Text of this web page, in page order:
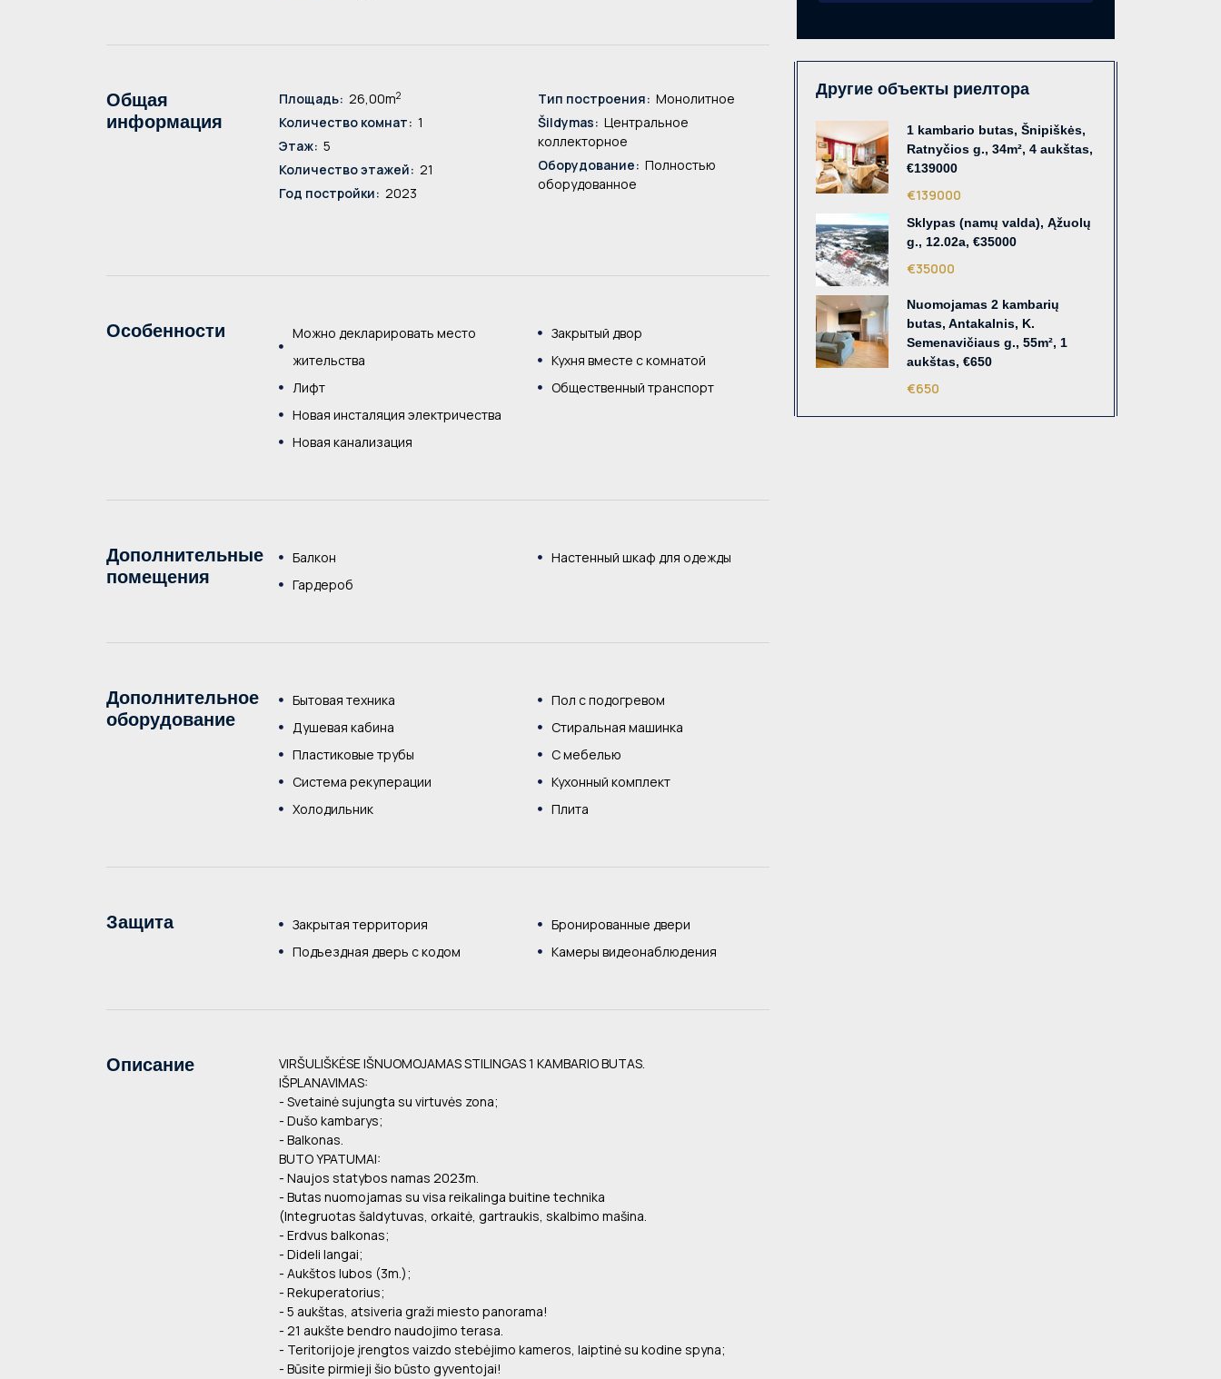
Общая
информация
Площадь: 26,00m2
Количество комнат: 1
Этаж: 5
Количество этажей: 21
Год постройки: 2023
Тип построения: Монолитное
Šildymas: Центральное
коллекторное
Оборудование: Полностью
оборудованное
Особенности
Можно декларировать место
жительства
Лифт
Новая инсталяция электричества
Новая канализация
Закрытый двор
Кухня вместе с комнатой
Общественный транспорт
Дополнительные
помещения
Балкон
Гардероб
Настенный шкаф для одежды
Дополнительное
оборудование
Бытовая техника
Душевая кабина
Пластиковые трубы
Система рекуперации
Холодильник
Пол с подогревом
Стиральная машинка
С мебелью
Кухонный комплект
Плита
Защита
Закрытая территория
Подъездная дверь с кодом
Бронированные двери
Камеры видеонаблюдения
Описание
VIRŠULIŠKĖSE IŠNUOMOJAMAS STILINGAS 1 KAMBARIO BUTAS.
IŠPLANAVIMAS:
- Svetainė sujungta su virtuvės zona;
- Dušo kambarys;
- Balkonas.
BUTO YPATUMAI:
- Naujos statybos namas 2023m.
- Butas nuomojamas su visa reikalinga buitine technika
(Integruotas šaldytuvas, orkaitė, gartraukis, skalbimo mašina.
- Erdvus balkonas;
- Dideli langai;
- Aukštos lubos (3m.);
- Rekuperatorius;
- 5 aukštas, atsiveria graži miesto panorama!
- 21 aukšte bendro naudojimo terasa.
- Teritorijoje įrengtos vaizdo stebėjimo kameros, laiptinė su kodine spyna;
- Būsite pirmieji šio būsto gyventojai!
Другие объекты риелтора
1 kambario butas, Šnipiškės,
Ratnyčios g., 34m², 4 aukštas,
€139000
€139000
Sklypas (namų valda), Ąžuolų
g., 12.02a, €35000
€35000
Nuomojamas 2 kambarių
butas, Antakalnis, K.
Semenavičiaus g., 55m², 1
aukštas, €650
€650